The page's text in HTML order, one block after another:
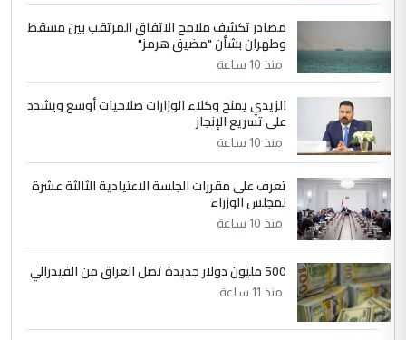
الجواهري يرد على صدام حسين سل
مضجعيك يابن الزنا (نص كامل)
5
التعليق : تحياتي لك استاذ حامدتركان. كلام
دقيق ومسؤول؛ فالاستثمار الحقيقي للإنسان
الموضوع :
بين الإهمال واغتصاب الأرض.. بلاد
الرافدين تعاني الجفاف والتصحر!!
مصادر تكشف ملامح الاتفاق المرتقب بين مسقط
وطهران بشأن "مضيق هرمز"
منذ 10 ساعة
الزيدي يمنح وكلاء الوزارات صلاحيات أوسع ويشدد
على تسريع الإنجاز
منذ 10 ساعة
تعرف على مقررات الجلسة الاعتيادية الثالثة عشرة
لمجلس الوزراء
منذ 10 ساعة
500 مليون دولار جديدة تصل العراق من الفيدرالي
منذ 11 ساعة